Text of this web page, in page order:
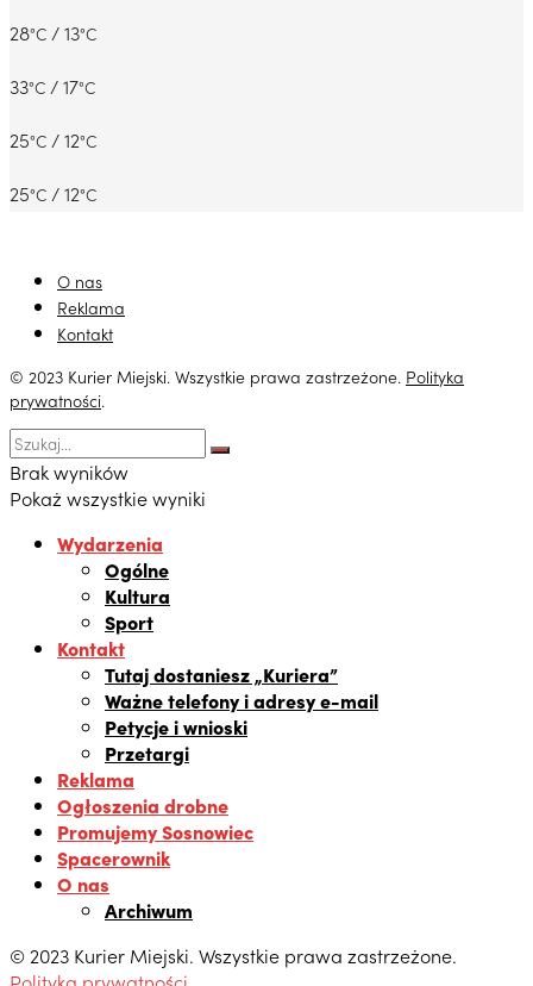
28°C / 13°C
33°C / 17°C
25°C / 12°C
25°C / 12°C
O nas
Reklama
Kontakt
© 2023 Kurier Miejski. Wszystkie prawa zastrzeżone. Polityka
prywatności.
Brak wyników
Pokaż wszystkie wyniki
Wydarzenia
Ogólne
Kultura
Sport
Kontakt
Tutaj dostaniesz „Kuriera”
Ważne telefony i adresy e-mail
Petycje i wnioski
Przetargi
Reklama
Ogłoszenia drobne
Promujemy Sosnowiec
Spacerownik
O nas
Archiwum
© 2023 Kurier Miejski. Wszystkie prawa zastrzeżone.